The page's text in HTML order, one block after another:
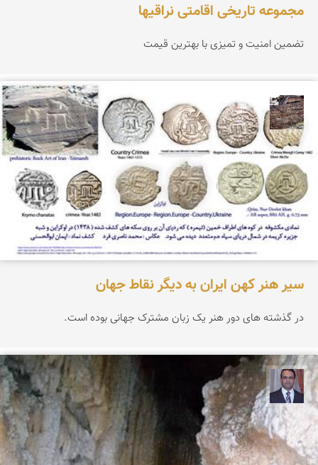
مجموعه تاریخی اقامتی نراقیها
تضمین امنیت و تمیزی با بهترین قیمت
محمد ناصری فرد
سیر هنر کهن ایران به دیگر نقاط جهان
در گذشته های دور هنر یک زبان مشترک جهانی بوده است.
نادر چقاجردی